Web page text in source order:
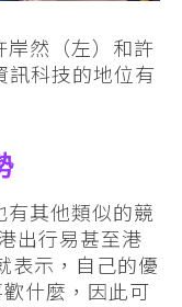
然（左）和許
訊科技的地位有
其他類似的競
出行易甚至港
表示，自己的優
什麼，因此可